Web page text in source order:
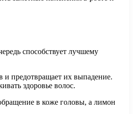
способствует лучшему
и предотвращает их выпадение.
здоровье волос.
в коже головы, а лимон